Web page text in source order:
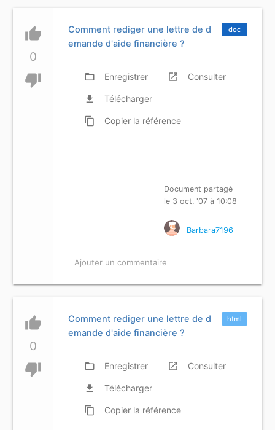
thumb_up
0
thumb_down
doc
Comment rediger une lettre de d
emande d'aide financière ?
folder_open Enregistrer launch Consulter
file_download Télécharger
content_copy Copier la référence
Document partagé
le 3 oct. '07 à 10:08
Barbara7196
Ajouter un commentaire
thumb_up
0
thumb_down
html
Comment rediger une lettre de d
emande d'aide financière ?
folder_open Enregistrer launch Consulter
file_download Télécharger
content_copy Copier la référence